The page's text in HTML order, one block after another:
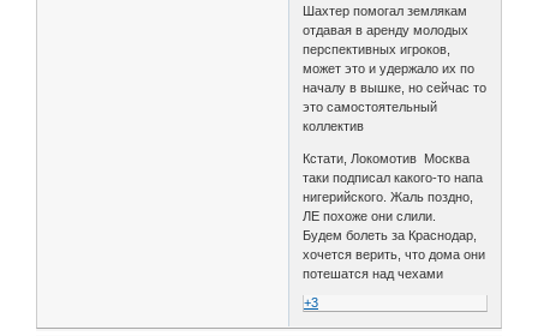
Шахтер помогал землякам
отдавая в аренду молодых
перспективных игроков,
может это и удержало их по
началу в вышке, но сейчас то
это самостоятельный
коллектив
Кстати, Локомотив Москва
таки подписал какого-то напа
нигерийского. Жаль поздно,
ЛЕ похоже они слили.
Будем болеть за Краснодар,
хочется верить, что дома они
потешатся над чехами
+3